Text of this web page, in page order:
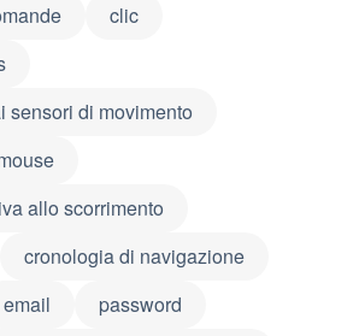
clic
sensori di movimento
allo scorrimento
cronologia di navigazione
email
password